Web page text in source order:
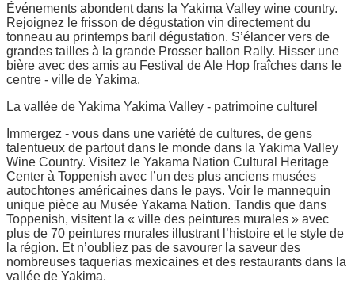
Événements abondent dans la Yakima Valley wine country.
Rejoignez le frisson de dégustation vin directement du
tonneau au printemps baril dégustation. S’élancer vers de
grandes tailles à la grande Prosser ballon Rally. Hisser une
bière avec des amis au Festival de Ale Hop fraîches dans le
centre - ville de Yakima.
La vallée de Yakima Yakima Valley - patrimoine culturel
Immergez - vous dans une variété de cultures, de gens
talentueux de partout dans le monde dans la Yakima Valley
Wine Country. Visitez le Yakama Nation Cultural Heritage
Center à Toppenish avec l’un des plus anciens musées
autochtones américaines dans le pays. Voir le mannequin
unique pièce au Musée Yakama Nation. Tandis que dans
Toppenish, visitent la « ville des peintures murales » avec
plus de 70 peintures murales illustrant l’histoire et le style de
la région. Et n’oubliez pas de savourer la saveur des
nombreuses taquerias mexicaines et des restaurants dans la
vallée de Yakima.